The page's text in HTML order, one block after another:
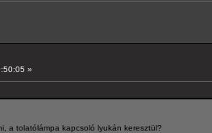
»
a tolatólámpa kapcsoló lyukán keresztül?